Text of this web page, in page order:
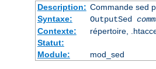
Description: Commande sed
Syntaxe:
OutputSed
Contexte:
répertoire,
Statut:
Module:
mod_sed